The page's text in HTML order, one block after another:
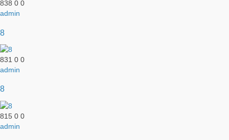
838 0 0
admin
8
831 0 0
admin
8
815 0 0
admin